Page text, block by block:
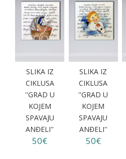
SLIKA IZ
CIKLUSA
''GRAD U
KOJEM
SPAVAJU
ANĐELI''
50€
SLIKA IZ
CIKLUSA
''GRAD U
KOJEM
SPAVAJU
ANĐELI''
50€